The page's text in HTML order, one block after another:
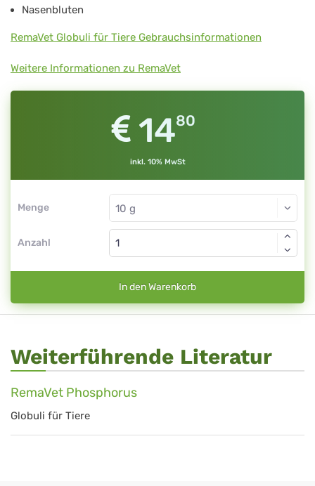
Nasenbluten
RemaVet Globuli für Tiere Gebrauchsinformationen
Weitere Informationen zu RemaVet
1480
inkl. 10% MwSt
Menge
Anzahl
In den Warenkorb
Weiterführende Literatur
RemaVet Phosphorus
Globuli für Tiere